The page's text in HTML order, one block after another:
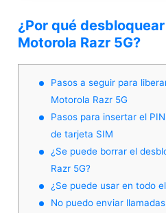
¿Por qué
Motorola Razr 5G?
Pasos a seguir para
Motorola Razr 5G
Pasos para insertar el
de tarjeta SIM
¿Se puede borrar el
Razr 5G?
¿Se puede usar en todo
No puedo enviar